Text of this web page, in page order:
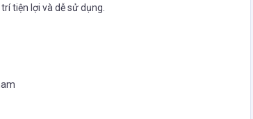
tiện lợi và dễ sử dụng.